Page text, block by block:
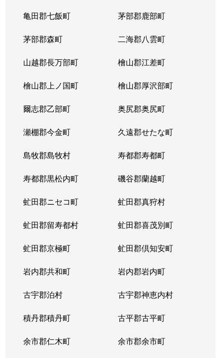
亀田郡七飯町 茅部郡鹿部町
茅部郡森町 二海郡八雲町
山越郡長万部町 檜山郡江差町
檜山郡上ノ国町 檜山郡厚沢部町
爾志郡乙部町 奥尻郡奥尻町
瀬棚郡今金町 久遠郡せたな町
島牧郡島牧村 寿都郡寿都町
寿都郡黒松内町 磯谷郡蘭越町
虻田郡ニセコ町 虻田郡真狩村
虻田郡留寿都村 虻田郡喜茂別町
虻田郡京極町 虻田郡倶知安町
岩内郡共和町 岩内郡岩内町
古宇郡泊村 古宇郡神恵内村
積丹郡積丹町 古平郡古平町
余市郡仁木町 余市郡余市町